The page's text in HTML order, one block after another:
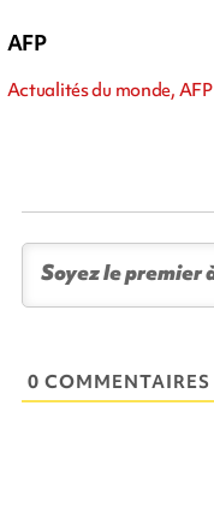
AFP
Actualités du monde, AFP
0 COMMENTAIRES